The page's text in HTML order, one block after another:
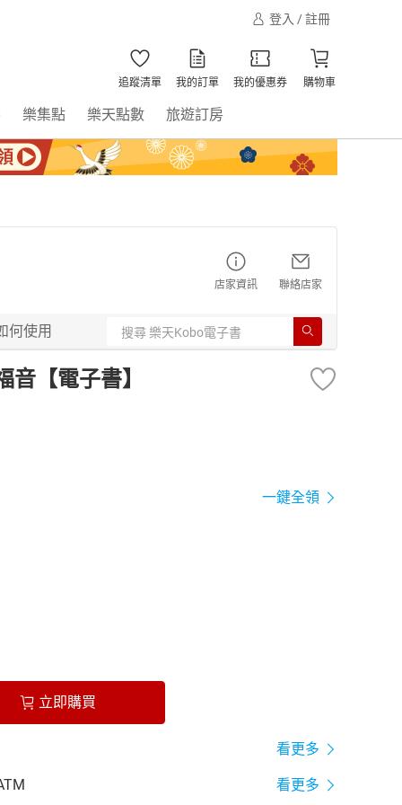
登入 / 註冊
追蹤清單 我的訂單 我的優惠券 購物車
樂集點 樂天點數 旅遊訂房
店家資訊 聯絡店家
何使用
【電子書】
一鍵全領
立即購買
看更多
看更多